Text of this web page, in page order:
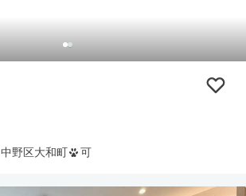
中野区大和町 可